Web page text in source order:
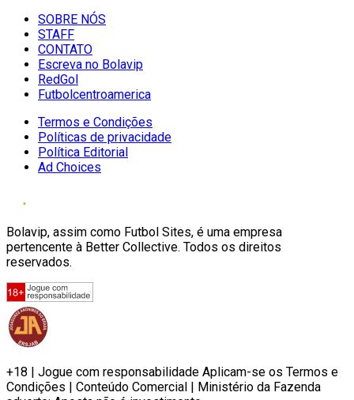
SOBRE NÓS
STAFF
CONTATO
Escreva no Bolavip
RedGol
Futbolcentroamerica
Termos e Condições
Políticas de privacidade
Política Editorial
Ad Choices
Bolavip, assim como Futbol Sites, é uma empresa
pertencente à Better Collective. Todos os direitos
reservados.
+18 | Jogue com responsabilidade Aplicam-se os Termos e
Condições | Conteúdo Comercial | Ministério da Fazenda